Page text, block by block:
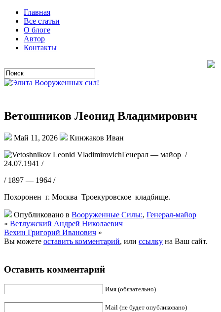
Главная
Все статьи
О блоге
Автор
Контакты
Ветошников Леонид Владимирович
Май 11, 2026
Кинжаков Иван
Генерал — майор /
24.07.1941 /
/ 1897 — 1964 /
Похоронен г. Москва Троекуровское кладбище.
Опубликовано в Вооруженные Силы:, Генерал-майор
« Ветлужский Андрей Николаевич
Вехин Григорий Иванович »
Вы можете оставить комментарий, или ссылку на Ваш сайт.
Оставить комментарий
Имя (обязательно)
Mail (не будет опубликовано)